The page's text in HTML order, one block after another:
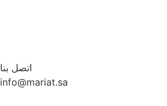
info@mariat.sa